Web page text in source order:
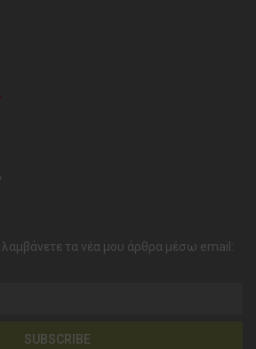
λαμβάνετε τα νέα μου άρθρα μέσω email:
SUBSCRIBE